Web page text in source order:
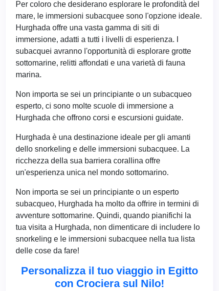
Per coloro che desiderano esplorare le profondità del
mare, le immersioni subacquee sono l'opzione ideale.
Hurghada offre una vasta gamma di siti di
immersione, adatti a tutti i livelli di esperienza. I
subacquei avranno l'opportunità di esplorare grotte
sottomarine, relitti affondati e una varietà di fauna
marina.
Non importa se sei un principiante o un subacqueo
esperto, ci sono molte scuole di immersione a
Hurghada che offrono corsi e escursioni guidate.
Hurghada è una destinazione ideale per gli amanti
dello snorkeling e delle immersioni subacquee. La
ricchezza della sua barriera corallina offre
un'esperienza unica nel mondo sottomarino.
Non importa se sei un principiante o un esperto
subacqueo, Hurghada ha molto da offrire in termini di
avventure sottomarine. Quindi, quando pianifichi la
tua visita a Hurghada, non dimenticare di includere lo
snorkeling e le immersioni subacquee nella tua lista
delle cose da fare!
Personalizza il tuo viaggio in Egitto
con Crociera sul Nilo!